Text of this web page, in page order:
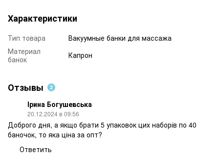
Характеристики
Тип товара
Вакуумные банки для массажа
Материал
банок
Капрон
Отзывы 2
Ірина Богушевська
20.12.2024 в 09:56
Доброго дня, а якщо брати 5 упаковок цих наборів по 40
баночок, то яка ціна за опт?
Ответить